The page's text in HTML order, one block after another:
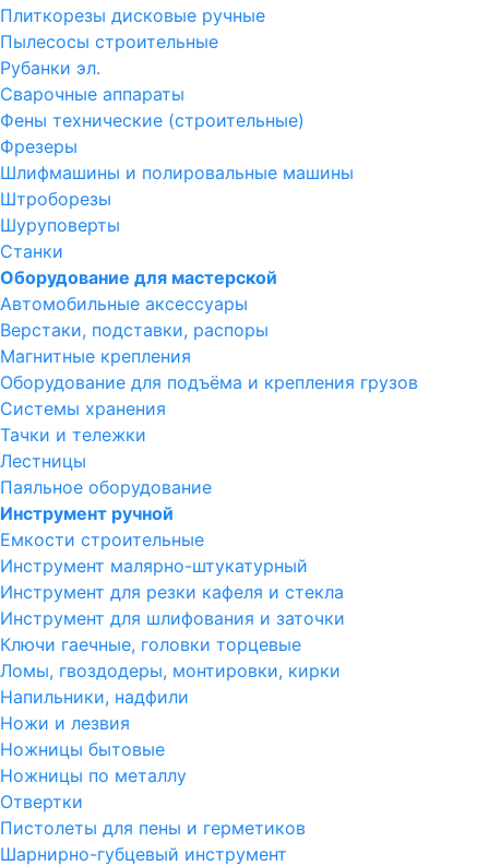
Плиткорезы дисковые ручные
Пылесосы строительные
Рубанки эл.
Сварочные аппараты
Фены технические (строительные)
Фрезеры
Шлифмашины и полировальные машины
Штроборезы
Шуруповерты
Станки
Оборудование для мастерской
Автомобильные аксессуары
Верстаки, подставки, распоры
Магнитные крепления
Оборудование для подъёма и крепления грузов
Системы хранения
Тачки и тележки
Лестницы
Паяльное оборудование
Инструмент ручной
Емкости строительные
Инструмент малярно-штукатурный
Инструмент для резки кафеля и стекла
Инструмент для шлифования и заточки
Ключи гаечные, головки торцевые
Ломы, гвоздодеры, монтировки, кирки
Напильники, надфили
Ножи и лезвия
Ножницы бытовые
Ножницы по металлу
Отвертки
Пистолеты для пены и герметиков
Шарнирно-губцевый инструмент